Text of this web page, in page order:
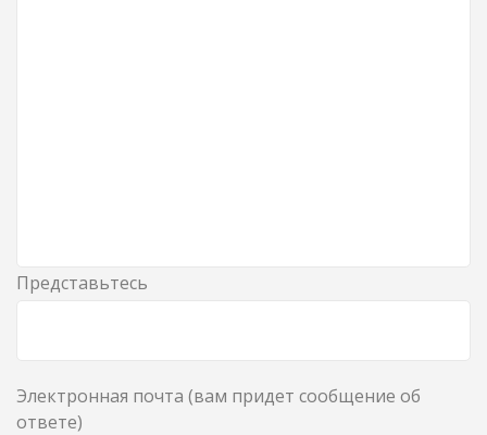
Представьтесь
Электронная почта (вам придет сообщение об
ответе)